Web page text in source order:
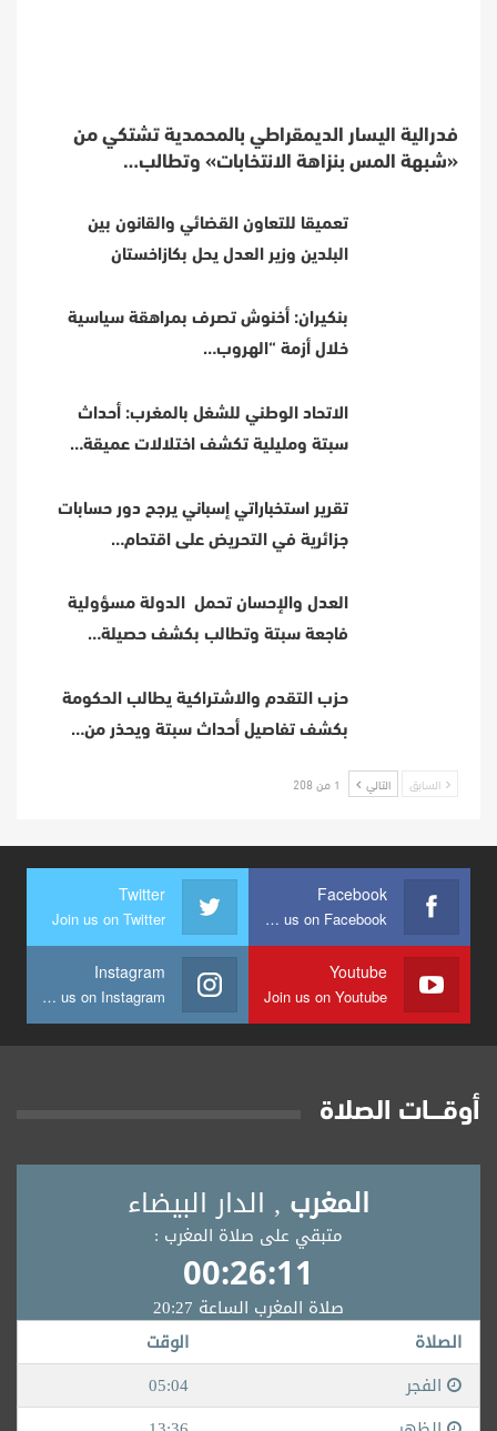
فدرالية اليسار الديمقراطي بالمحمدية تشتكي من
«شبهة المس بنزاهة الانتخابات» وتطالب…
تعميقا للتعاون القضائي والقانون بين
البلدين وزير العدل يحل بكازاخستان
بنكيران: أخنوش تصرف بمراهقة سياسية
خلال أزمة “الهروب…
الاتحاد الوطني للشغل بالمغرب: أحداث
سبتة ومليلية تكشف اختلالات عميقة…
تقرير استخباراتي إسباني يرجح دور حسابات
جزائرية في التحريض على اقتحام…
العدل والإحسان تحمل الدولة مسؤولية
فاجعة سبتة وتطالب بكشف حصيلة…
حزب التقدم والاشتراكية يطالب الحكومة
بكشف تفاصيل أحداث سبتة ويحذر من…
السابق التالي 1 من 208
Facebook
Join us on Facebook
Twitter
Join us on Twitter
Youtube
Join us on Youtube
Instagram
Join us on Instagram
أوقــــات الصلاة